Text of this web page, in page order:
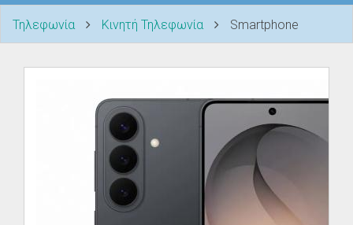
Τηλεφωνία Κινητή Τηλεφωνία Smartphone